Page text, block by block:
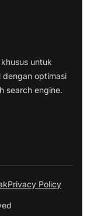
untuk
dengan optimasi
search engine.
Privacy Policy